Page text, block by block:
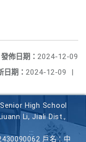
發佈日期： 2024-12-09
日期： 2024-12-09 |
High School
Li, Jiali Dist.,
戶名：中